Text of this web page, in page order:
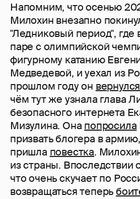
Напомним, что осенью
Милохин внезапно
"Ледниковый период", где
паре с олимпийской
фигурному катанию
Медведевой, и уехал из
прошлом году он вернулся
чём тут же узнала глава
безопасного интернета
Мизулина. Она попросила
призвать блогера в
пришла повестка.
из страны. Впоследствии
что очень скучает по
возвращаться теперь